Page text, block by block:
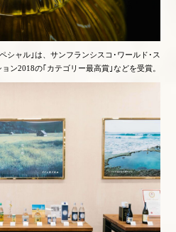
シャル｣は、サンフランシスコ･ワールド･ス
ン2018の｢カテゴリー最高賞｣などを受賞。